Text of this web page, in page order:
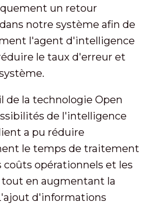
un retour
notre système afin de
l'agent d'intelligence
le taux d'erreur et
de la technologie Open
de l'intelligence
a pu réduire
le temps de traitement
coûts opérationnels et les
en augmentant la
d'informations